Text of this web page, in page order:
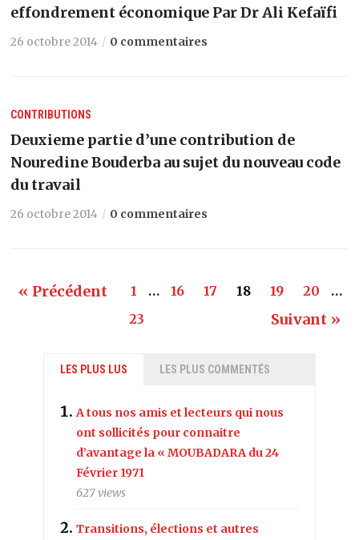
effondrement économique Par Dr Ali Kefaïfi
26 octobre 2014 0 commentaires
CONTRIBUTIONS
Deuxieme partie d’une contribution de
Nouredine Bouderba au sujet du nouveau code
du travail
26 octobre 2014 0 commentaires
« Précédent 1 … 16 17 18 19 20
…
23
Suivant »
LES PLUS LUS LES PLUS COMMENTÉS
A tous nos amis et lecteurs qui nous
ont sollicités pour connaitre
d’avantage la « MOUBADARA du 24
Février 1971
627 views
Transitions, élections et autres